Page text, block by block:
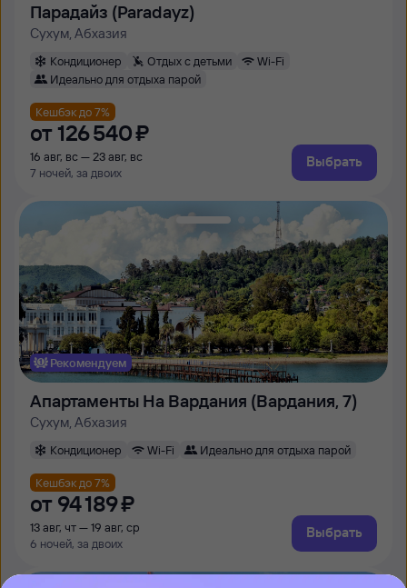
Парадайз (Paradayz)
Сухум, Абхазия
Кондиционер Отдых с детьми
Wi-Fi
Идеально для отдыха парой
Кешбэк до 7%
от 126 ⁠540 ⁠₽
16 авг, вс — 23 авг, вс
7 ночей, за двоих
Выбрать
Рекомендуем
Апартаменты На Вардания (Вардания, 7)
Сухум, Абхазия
Кондиционер Wi-Fi Идеально для отдыха парой
Кешбэк до 7%
от 94 ⁠189 ⁠₽
13 авг, чт — 19 авг, ср
6 ночей, за двоих
Выбрать